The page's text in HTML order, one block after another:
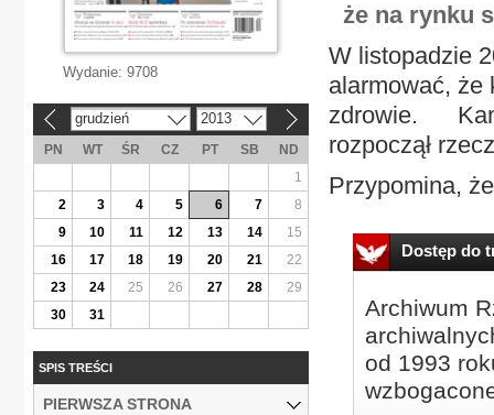
że na rynku
W listopadzie
alarmować, że
zdrowie.
rozpoczął
Przypomina,
Dostęp do
Archiwum
od 1993
Wydanie: 9708
grudzień 2013
PN WT ŚR CZ PT SB
ND
1
2
3 4 5 6 7
8
9
10 11 12 13 14
15
16
17 18 19 20 21
22
23
24 25 26 27 28
29
30
31
SPIS TREŚCI
PIERWSZA STRONA